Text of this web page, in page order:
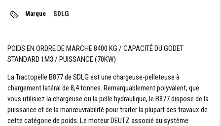
PARKING
PNEUMATIQUE
PNEUMATIQUE
Pneus indusriels
SYSTÈME HYDRAULIQUE
Marque SDLG
POIDS EN ORDRE DE MARCHE 8400 KG / CAPACITÉ DU GODET
STANDARD 1M3 / PUISSANCE (70KW)
La Tractopelle B877 de SDLG est une chargeuse-pelleteuse à
chargement latéral de 8,4 tonnes. Remarquablement polyvalent, que
vous utilisiez la chargeuse ou la pelle hydraulique, le B877 dispose de la
puissance et de la manœuvrabilité pour traiter la plupart des travaux de
cette catégorie de poids. Le moteur DEUTZ associé au système